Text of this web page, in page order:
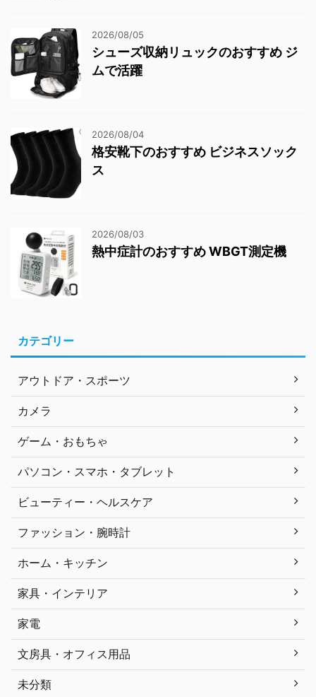
2026/08/05
シューズ収納リュックのおすすめ ジ
ムで活躍
2026/08/04
格安靴下のおすすめ ビジネスソック
ス
2026/08/03
熱中症計のおすすめ WBGT測定機
カテゴリー
アウトドア・スポーツ
カメラ
ゲーム・おもちゃ
パソコン・スマホ・タブレット
ビューティー・ヘルスケア
ファッション・腕時計
ホーム・キッチン
家具・インテリア
家電
文房具・オフィス用品
未分類